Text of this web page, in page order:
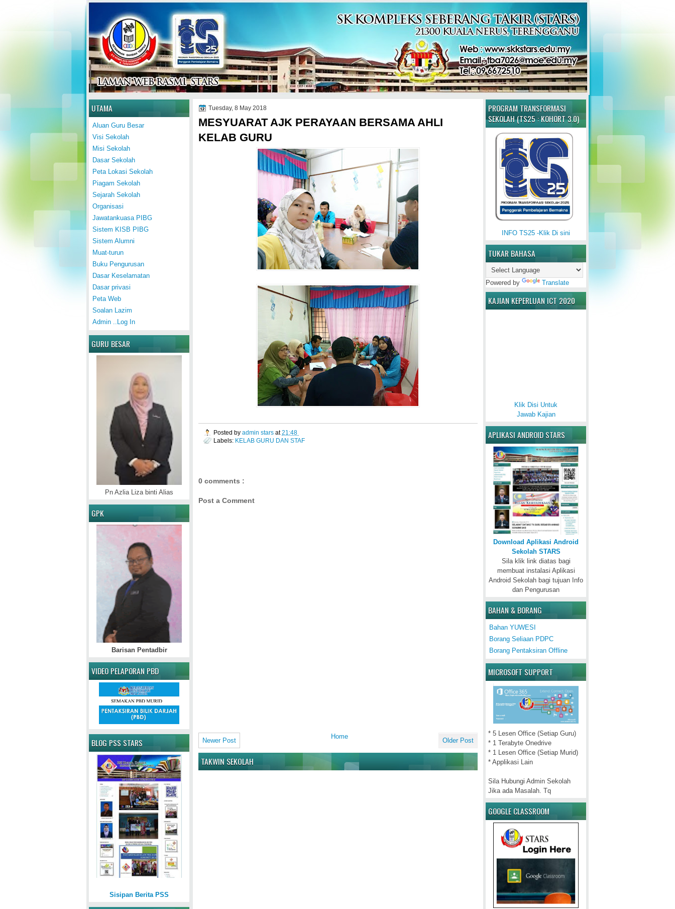
Home
PROGRAM TRANSFORMASI
SEKOLAH (TS25 : KOHORT 3.0)
INFO TS25 -Klik Di sini
TUKAR BAHASA
Powered by Translate
KAJIAN KEPERLUAN ICT 2020
Klik Disi Untuk
Jawab Kajian
APLIKASI ANDROID STARS
Download Aplikasi Android
Sekolah STARS
Sila klik link diatas bagi
membuat instalasi Aplikasi
Android Sekolah bagi tujuan Info
dan Pengurusan
BAHAN & BORANG
Bahan YUWESI
Borang Seliaan PDPC
Borang Pentaksiran Offline
MICROSOFT SUPPORT
* 5 Lesen Office (Setiap Guru)
* 1 Terabyte Onedrive
* 1 Lesen Office (Setiap Murid)
* Applikasi Lain
Sila Hubungi Admin Sekolah
Jika ada Masalah. Tq
GOOGLE CLASSROOM
Tuesday, 8 May 2018
MESYUARAT AJK PERAYAAN BERSAMA AHLI
KELAB GURU
Posted by admin stars at21:48
Labels: KELAB GURU DAN STAF
0 comments :
Post a Comment
Newer Post Older Post
Home
TAKWIN SEKOLAH
UTAMA
Aluan Guru Besar
Visi Sekolah
Misi Sekolah
Dasar Sekolah
Peta Lokasi Sekolah
Piagam Sekolah
Sejarah Sekolah
Organisasi
Jawatankuasa PIBG
Sistem KISB PIBG
Sistem Alumni
Muat-turun
Buku Pengurusan
Dasar Keselamatan
Dasar privasi
Peta Web
Soalan Lazim
Admin ..Log In
GURU BESAR
Pn Azlia Liza binti Alias
GPK
Barisan Pentadbir
VIDEO PELAPORAN PBD
BLOG PSS STARS
Sisipan Berita PSS